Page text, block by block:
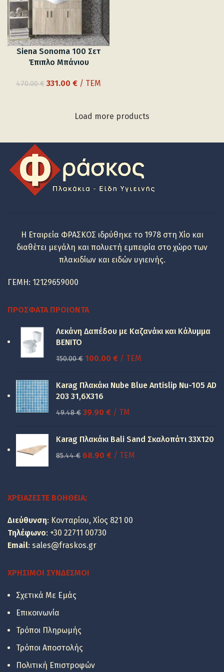
Siena Sonoma 100 Σετ
Έπιπλο Μπάνιου
470.00€ Original
470.00 €.
331.00 €Η
είναι:
/ ΤΕΜ
Load more products
Η Εταιρεία ΦΡΑΣΚΟΣ ιδρύθηκε το 1978 στη Χίο και
διαθέτει μεγάλη και πολυετή εμπειρία στο χώρο των
πλακιδίων και ειδών υγιεινής.
ΓΕΜΗ: 12129659000
ΠΡΌΣΦΑΤΑ ΠΡΟΙΌΝΤΑ
Λεκάνη Δαπέδου με Καζανάκι και Κάλυμμα
BENITO
150.00€ Original
was:
150.00 €.
100.00 €Η
τιμή
100.00 €.
/ ΤΕΜ
Karag Πλακάκι Nube Blue Antislip Nu-105 AD
203 31,6X316
49.48€ Original
was:
39.90 €Η
τιμή
είναι:
39.90 €.
/ TM
Karag Πλακάκι Bali Sand Σκαλοπάτι 33Χ120
85.44€ Original
68.90 €Η/ ΤΕΜ
ΧΡΕΙΆΖΕΣΤΕ ΒΟΉΘΕΙΑ;
Διεύθυνση: Κονταρίου, Χίος 821 00
Τηλέφωνο: +30 22711 00730
Email: sales@fraskos.gr
ΧΡΉΣΙΜΟΙ ΣΎΝΔΕΣΜΟΙ
Σχετικά Με Εμάς
Επικοινωνία
Τρόποι Πληρωμής
Τρόποι Αποστολής
Πολιτική Επιστροφών